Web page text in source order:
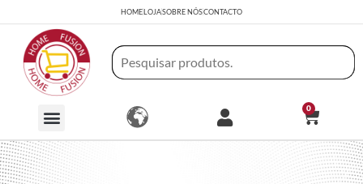
HOMELOJASOBRE NÓSCONTACTO
0